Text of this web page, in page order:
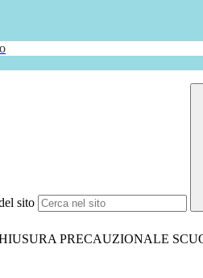
sito
PRECAUZIONALE